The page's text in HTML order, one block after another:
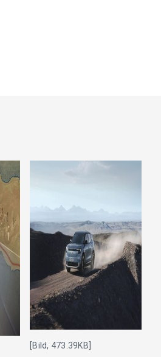
[Bild, 473.39KB]